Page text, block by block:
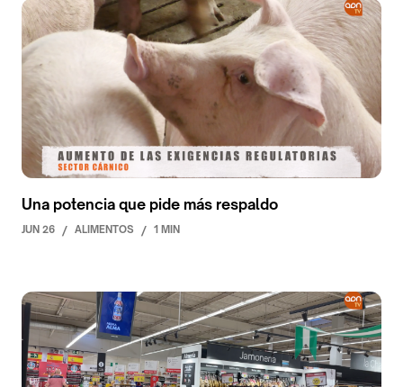
Una potencia que pide más respaldo
JUN 26 / ALIMENTOS / 1 MIN